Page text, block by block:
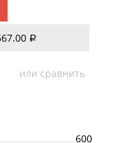
a
или сравнить
600